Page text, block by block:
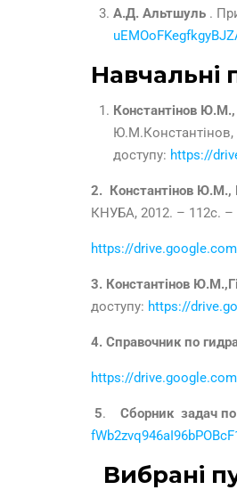
А.Д. Альтшуль .
Навчальні
Константінов
доступу: https://
2. Константінов Ю.М.,
КНУБА, 2012. – 112с.
https://
3. Константінов
доступу: https://
4. Справочник по
https://
5. Сборник задач
Вибрані